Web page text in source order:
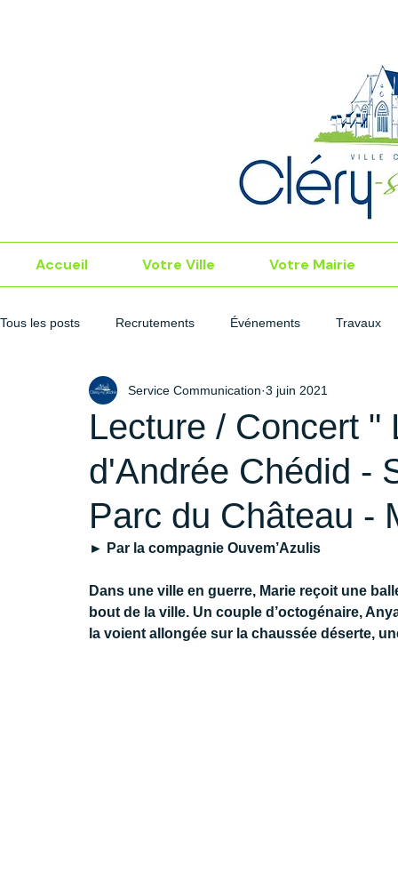
Accueil Votre Ville Votre Mairie
Tous les posts Recrutements Événements Travaux
Lecture / Concert "
d'Andrée Chédid -
Parc du Château -
Service Communication 3 juin 2021
► Par la compagnie Ouvem’Azulis
Dans une ville en guerre, Marie reçoit une
bout de la ville. Un couple d’octogénaire,
la voient allongée sur la chaussée déserte,